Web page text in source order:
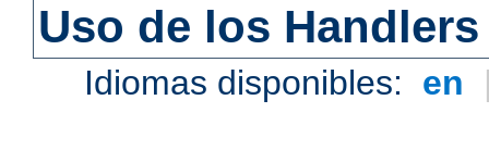
Uso de los
Idiomas disponibles: en